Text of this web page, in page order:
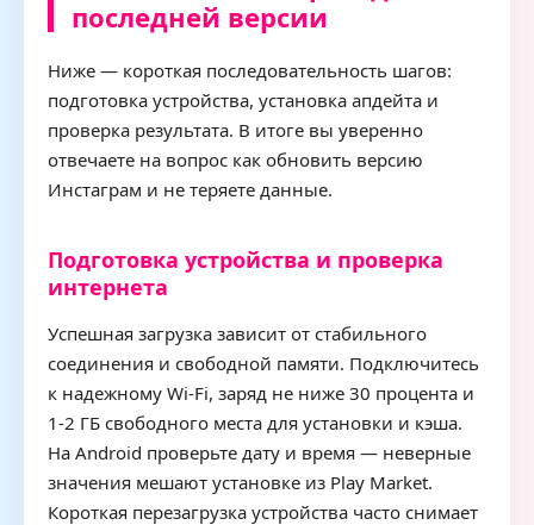
последней версии
Ниже — короткая последовательность шагов:
подготовка устройства, установка апдейта и
проверка результата. В итоге вы уверенно
отвечаете на вопрос как обновить версию
Инстаграм и не теряете данные.
Подготовка устройства и проверка
интернета
Успешная загрузка зависит от стабильного
соединения и свободной памяти. Подключитесь
к надежному Wi-Fi, заряд не ниже 30 процента и
1-2 ГБ свободного места для установки и кэша.
На Android проверьте дату и время — неверные
значения мешают установке из Play Market.
Короткая перезагрузка устройства часто снимает